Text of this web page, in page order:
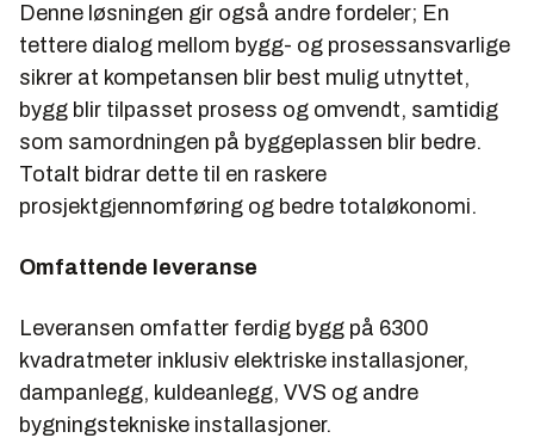
Denne løsningen gir også andre fordeler; En
tettere dialog mellom bygg- og prosessansvarlige
sikrer at kompetansen blir best mulig utnyttet,
bygg blir tilpasset prosess og omvendt, samtidig
som samordningen på byggeplassen blir bedre.
Totalt bidrar dette til en raskere
prosjektgjennomføring og bedre totaløkonomi.
Omfattende leveranse
Leveransen omfatter ferdig bygg på 6300
kvadratmeter inklusiv elektriske installasjoner,
dampanlegg, kuldeanlegg, VVS og andre
bygningstekniske installasjoner.